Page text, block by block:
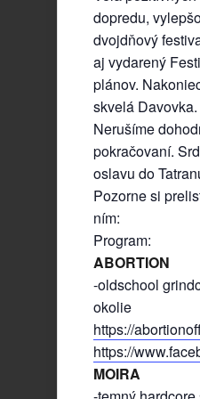
dopredu,
dvojdňový
aj vydarený
plánov.
skvelá
Nerušíme
pokračovaní.
oslavu do
Pozorne si
ním:
Program:
ABORTION
-oldschool
okolie
https://
https://
MOIRA